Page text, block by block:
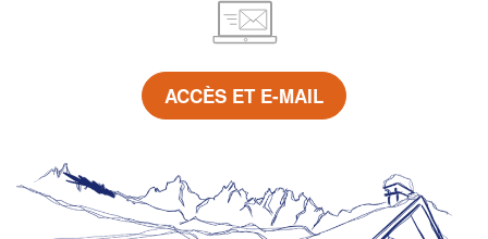
ACCÈS ET E-MAIL